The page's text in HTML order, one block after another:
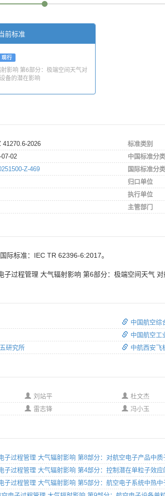
前标准
现行
影响 第6部分：极端空间天气对
备的潜在影响
41270.6-2026
07-02
Z-469
标准类别
中国标准分
国际标准分
归口单位
执行单位
主管部门
际标准：IEC TR 62396-6:2017。
子过程管理 大气辐射影响 第6部分：极端空间天气 对
研究所
中国航空综
中国航空工
中航西安飞
刘站平
雷志锋
杜文杰
冯小玉
子过程管理 大气辐射影响 第8部分：对航空电子产品中
子过程管理 大气辐射影响 第4部分：控制潜在单粒子效
子过程管理 大气辐射影响 第5部分：航空电子系统中热